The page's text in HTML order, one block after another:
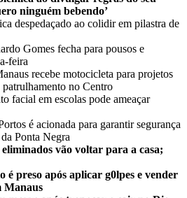
ninguém bebendo’
despedaçado ao colidir em pilastra de
Gomes fecha para pousos e
feira
recebe motocicleta para projetos
patrulhamento no Centro
facial em escolas pode ameaçar
é acionada para garantir segurança
Ponta Negra
vão voltar para a casa;
é preso após aplicar g0lpes e vender
Manaus